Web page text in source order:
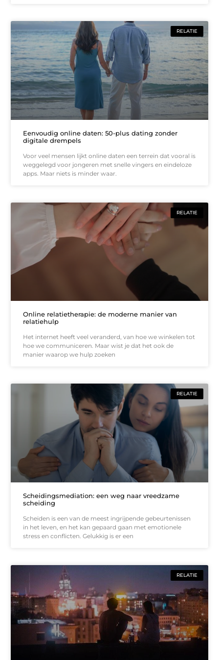
RELATIE
Eenvoudig online daten: 50-plus dating zonder
digitale drempels
Voor veel mensen lijkt online daten een terrein dat vooral is
weggelegd voor jongeren met snelle vingers en eindeloze
apps. Maar niets is minder waar.
RELATIE
Online relatietherapie: de moderne manier van
relatiehulp
Het internet heeft veel veranderd, van hoe we winkelen tot
hoe we communiceren. Maar wist je dat het ook de
manier waarop we hulp zoeken
RELATIE
Scheidingsmediation: een weg naar vreedzame
scheiding
Scheiden is een van de meest ingrijpende gebeurtenissen
in het leven, en het kan gepaard gaan met emotionele
stress en conflicten. Gelukkig is er een
RELATIE